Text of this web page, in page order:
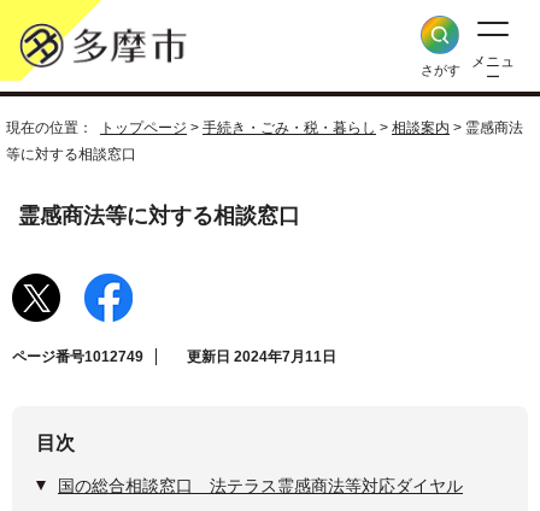
さがす
メニュ
ー
現在の位置： トップページ > 手続き・ごみ・税・暮らし > 相談案内 > 霊感商法
等に対する相談窓口
霊感商法等に対する相談窓口
ページ番号1012749 更新日 2024年7月11日
目次
国の総合相談窓口 法テラス霊感商法等対応ダイヤル